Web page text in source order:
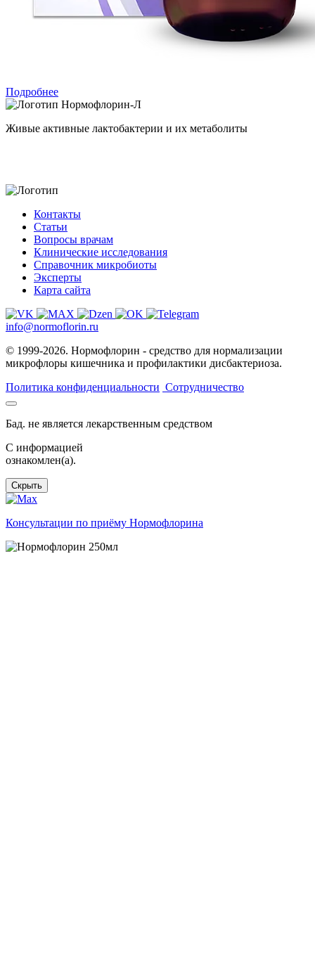
Подробнее
Нормофлорин-Л
Живые активные лактобактерии и их метаболиты
Контакты
Статьи
Вопросы врачам
Клинические исследования
Справочник микробиоты
Эксперты
Карта сайта
info@normoflorin.ru
© 1999-2026. Нормофлорин - средство для нормализации
микрофлоры кишечника и профилактики дисбактериоза.
Политика конфиденциальности Сотрудничество
Бад. не является лекарственным средством
C информацией
ознакомлен(а).
Скрыть
Консультации по приёму Нормофлорина